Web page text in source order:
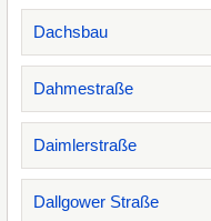
Dachsbau
Dahmestraße
Daimlerstraße
Dallgower Straße